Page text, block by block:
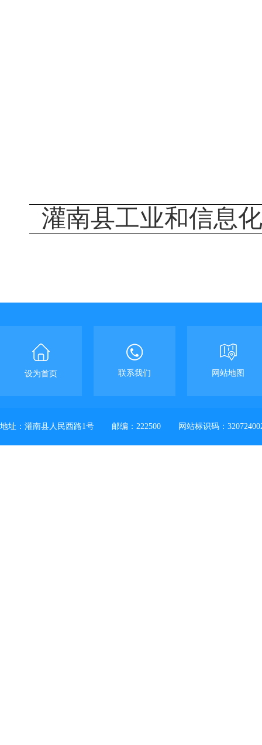
灌南县工业和信息
设为首页 联系我们 网站地图
地址：灌南县人民西路1号 邮编：222500 网站标识码：